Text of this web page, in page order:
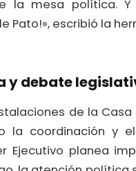
la mesa política.
Pato!», escribió la
y debate
de la
la coordinación y
Ejecutivo planea